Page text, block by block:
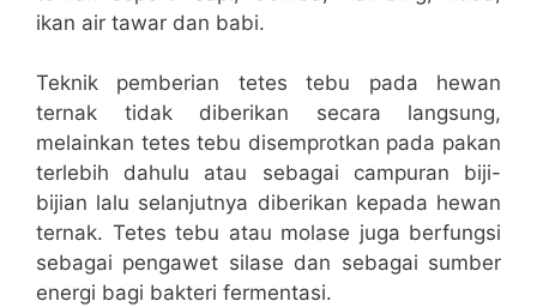
ikan air tawar dan babi.
Teknik pemberian tetes tebu pada hewan
ternak tidak diberikan secara langsung,
melainkan tetes tebu disemprotkan pada pakan
terlebih dahulu atau sebagai campuran biji-
bijian lalu selanjutnya diberikan kepada hewan
ternak. Tetes tebu atau molase juga berfungsi
sebagai pengawet silase dan sebagai sumber
energi bagi bakteri fermentasi.